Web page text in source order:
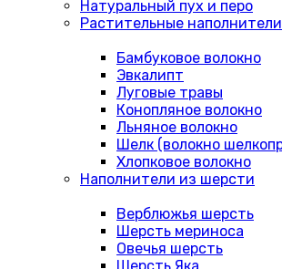
Натуральный пух и перо
Растительные наполнители
Бамбуковое волокно
Эвкалипт
Луговые травы
Конопляное волокно
Льняное волокно
Шелк (волокно
Хлопковое волокно
Наполнители из шерсти
Верблюжья шерсть
Шерсть мериноса
Овечья шерсть